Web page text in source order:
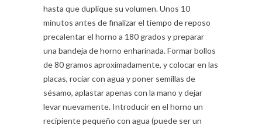
hasta que duplique su volumen. Unos 10
minutos antes de finalizar el tiempo de reposo
precalentar el horno a 180 grados y preparar
una bandeja de horno enharinada. Formar bollos
de 80 gramos aproximadamente, y colocar en las
placas, rociar con agua y poner semillas de
sésamo, aplastar apenas con la mano y dejar
levar nuevamente. Introducir en el horno un
recipiente pequeño con agua (puede ser un